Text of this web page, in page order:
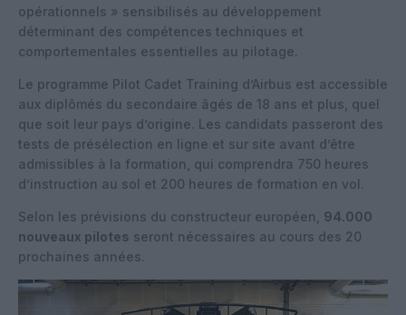
opérationnels » sensibilisés au développement
déterminant des compétences techniques et
comportementales essentielles au pilotage.
Le programme Pilot Cadet Training d’Airbus est accessible
aux diplômés du secondaire âgés de 18 ans et plus, quel
que soit leur pays d’origine. Les candidats passeront des
tests de présélection en ligne et sur site avant d’être
admissibles à la formation, qui comprendra 750 heures
d’instruction au sol et 200 heures de formation en vol.
Selon les prévisions du constructeur européen, 94.000
nouveaux pilotes seront nécessaires au cours des 20
prochaines années.